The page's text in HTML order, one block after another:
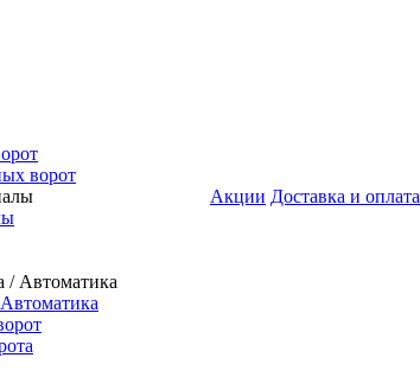
ворот
Акции Доставка и оплата